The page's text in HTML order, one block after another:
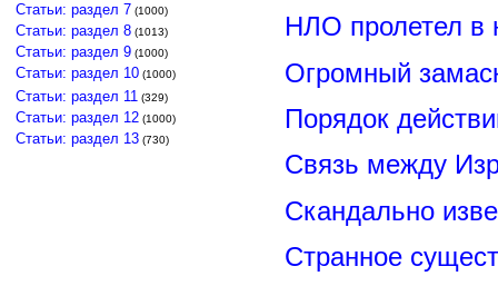
Статьи: раздел 7 (1000)
Статьи: раздел 8 (1013)
Статьи: раздел 9 (1000)
Статьи: раздел 10 (1000)
Статьи: раздел 11 (329)
Статьи: раздел 12 (1000)
Статьи: раздел 13 (730)
НЛО пролетел в
Огромный
Порядок
Связь между
Скандально
Странное